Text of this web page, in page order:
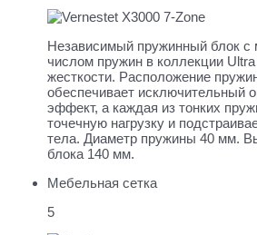
Независимый пружинный блок
числом пружин в коллекции
жесткости. Расположение
обеспечивает исключительный
эффект, а каждая из тонких
точечную нагрузку и
тела. Диаметр пружины 40 мм.
блока 140 мм.
Мебельная сетка
5